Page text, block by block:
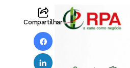
Compartilhar